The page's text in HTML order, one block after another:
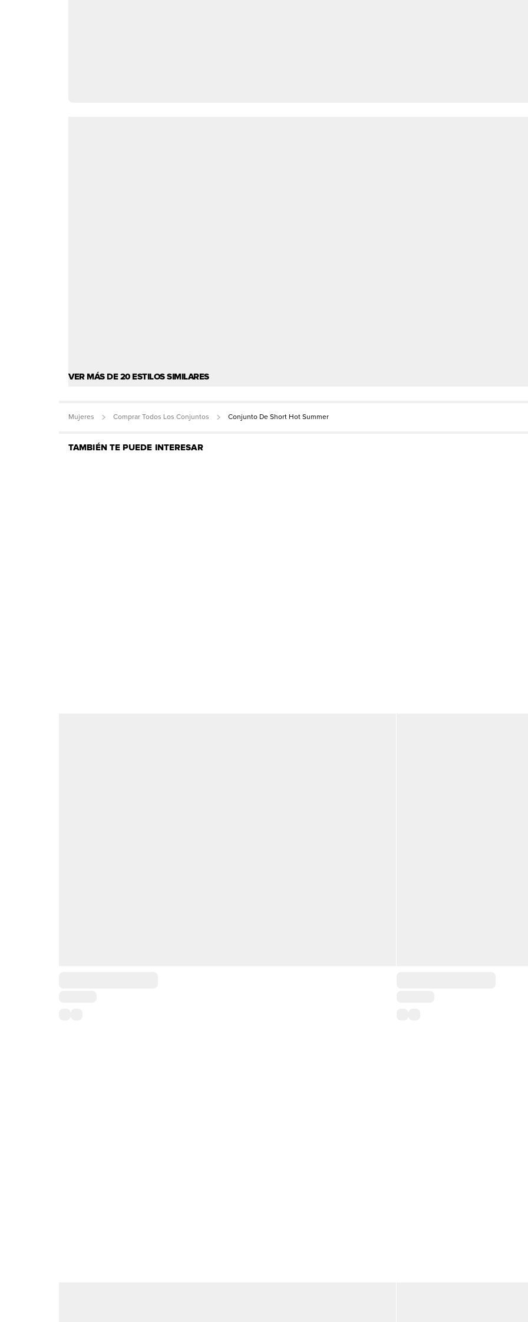
VER MÁS DE 20 ESTILOS SIMILARES
Mujeres Comprar Todos Los Conjuntos Conjunto De Short Hot Summer
TAMBIÉN TE PUEDE INTERESAR